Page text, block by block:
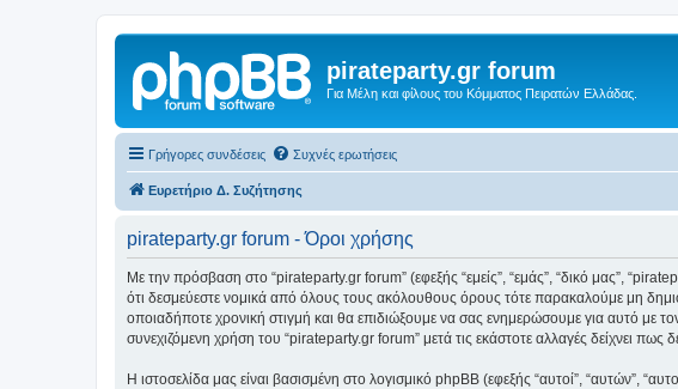
pirateparty.gr forum
Για Μέλη και φίλους του Κόμματος Πειρατών Ελλάδας.
Γρήγορες συνδέσεις Συχνές ερωτήσεις
Ευρετήριο Δ. Συζήτησης
pirateparty.gr forum - Όροι χρήσης
Με την πρόσβαση στο “pirateparty.gr forum” (εφεξής “εμείς”, “εμάς”, “δικό μας”,
ότι δεσμεύεστε νομικά από όλους τους ακόλουθους όρους τότε παρακαλούμε μη
οποιαδήποτε χρονική στιγμή και θα επιδιώξουμε να σας ενημερώσουμε για αυτό
συνεχιζόμενη χρήση του “pirateparty.gr forum” μετά τις εκάστοτε αλλαγές δείχνει
Η ιστοσελίδα μας είναι βασισμένη στο λογισμικό phpBB (εφεξής “αυτοί”, “αυτών”,